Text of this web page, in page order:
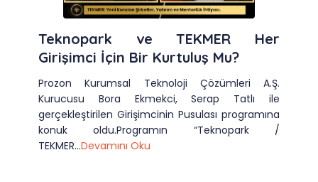
Teknopark ve TEKMER Her
Girişimci İçin Bir Kurtuluş Mu?
Prozon Kurumsal Teknoloji Çözümleri A.Ş.
Kurucusu Bora Ekmekci, Serap Tatlı ile
gerçekleştirilen Girişimcinin Pusulası programına
konuk oldu.Programın “Teknopark /
TEKMER...Devamını Oku